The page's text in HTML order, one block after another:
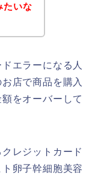
たいな
エラーになる人
店で商品を購入
をオーバーして
レジットカード
卵子幹細胞美容